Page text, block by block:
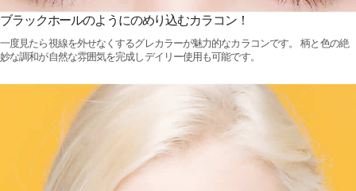
ブラックホールのようにのめり込むカラコン！
一度見たら視線を外せなくするグレカラーが魅力的なカラコンです。 柄と色の絶
妙な調和が自然な雰囲気を完成しデイリー使用も可能です。